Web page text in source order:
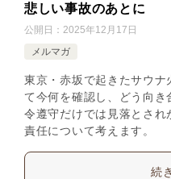
悲しい事故のあとに
公開日： 2025年12月17日
メルマガ
東京・赤坂で起きたサウナ
て今何を確認し、どう向
令遵守だけでは見落とさ
責任について考えます。
続